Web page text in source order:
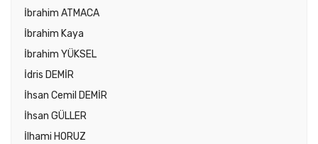
İbrahim ATMACA
İbrahim Kaya
İbrahim YÜKSEL
İdris DEMİR
İhsan Cemil DEMİR
İhsan GÜLLER
İlhami HORUZ